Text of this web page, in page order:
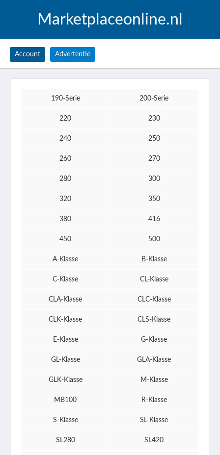
Marketplaceonline.nl
Account Advertentie
190-Serie 200-Serie
220 230
240 250
260 270
280 300
320 350
380 416
450 500
A-Klasse B-Klasse
C-Klasse CL-Klasse
CLA-Klasse CLC-Klasse
CLK-Klasse CLS-Klasse
E-Klasse G-Klasse
GL-Klasse GLA-Klasse
GLK-Klasse M-Klasse
MB100 R-Klasse
S-Klasse SL-Klasse
SL280 SL420